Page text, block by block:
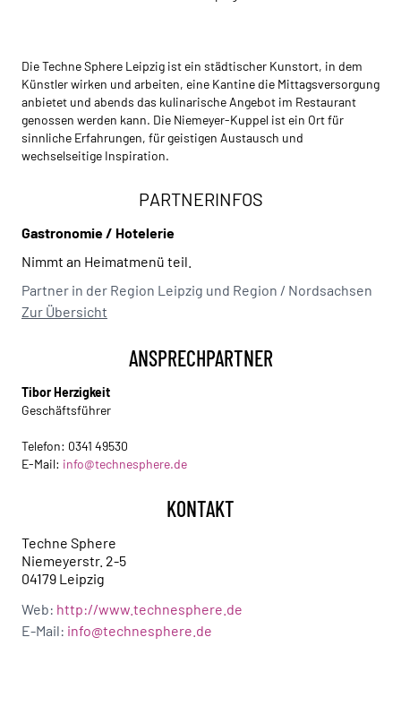
Die Techne Sphere Leipzig ist ein städtischer Kunstort, in dem
Künstler wirken und arbeiten, eine Kantine die Mittagsversorgung
anbietet und abends das kulinarische Angebot im Restaurant
genossen werden kann. Die Niemeyer-Kuppel ist ein Ort für
sinnliche Erfahrungen, für geistigen Austausch und
wechselseitige Inspiration.
PARTNERINFOS
Gastronomie / Hotelerie
Nimmt an Heimatmenü teil.
Partner in der Region Leipzig und Region / Nordsachsen
Zur Übersicht
ANSPRECHPARTNER
Tibor Herzigkeit
Geschäftsführer
Telefon: 0341 49530
E-Mail: info@technesphere.de
KONTAKT
Techne Sphere
Niemeyerstr. 2-5
04179 Leipzig
Web: http://www.technesphere.de
E-Mail: info@technesphere.de